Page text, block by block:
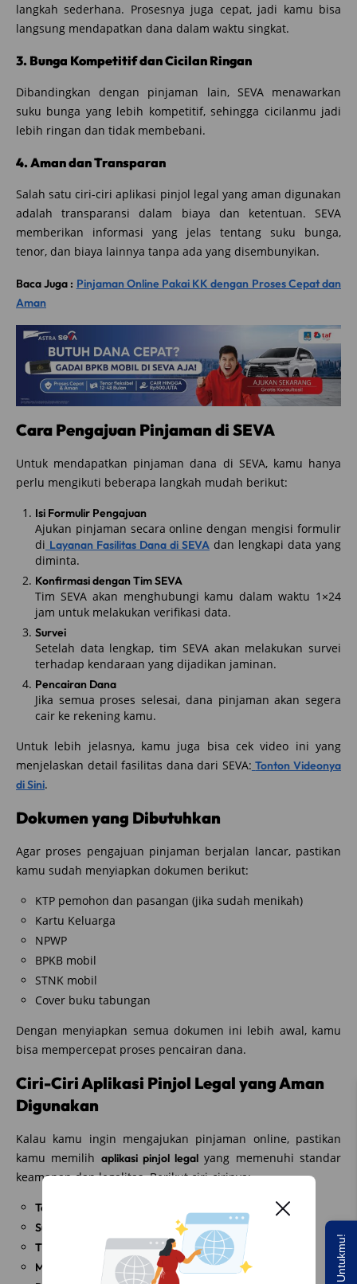
langkah sederhana. Prosesnya juga cepat, jadi kamu bisa
langsung mendapatkan dana dalam waktu singkat.
3. Bunga Kompetitif dan Cicilan Ringan
Dibandingkan dengan pinjaman lain, SEVA menawarkan
suku bunga yang lebih kompetitif, sehingga cicilanmu jadi
lebih ringan dan tidak membebani.
4. Aman dan Transparan
Salah satu ciri-ciri aplikasi pinjol legal yang aman digunakan
adalah transparansi dalam biaya dan ketentuan. SEVA
memberikan informasi yang jelas tentang suku bunga,
tenor, dan biaya lainnya tanpa ada yang disembunyikan.
Baca Juga : Pinjaman Online Pakai KK dengan Proses Cepat dan
Aman
Cara Pengajuan Pinjaman di SEVA
Untuk mendapatkan pinjaman dana di SEVA, kamu hanya
perlu mengikuti beberapa langkah mudah berikut:
Isi Formulir Pengajuan
Ajukan pinjaman secara online dengan mengisi formulir
di Layanan Fasilitas Dana di SEVA dan lengkapi data yang
diminta.
Konfirmasi dengan Tim SEVA
Tim SEVA akan menghubungi kamu dalam waktu 1×24
jam untuk melakukan verifikasi data.
Survei
Setelah data lengkap, tim SEVA akan melakukan survei
terhadap kendaraan yang dijadikan jaminan.
Pencairan Dana
Jika semua proses selesai, dana pinjaman akan segera
cair ke rekening kamu.
Untuk lebih jelasnya, kamu juga bisa cek video ini yang
menjelaskan detail fasilitas dana dari SEVA: Tonton Videonya
di Sini.
Dokumen yang Dibutuhkan
Agar proses pengajuan pinjaman berjalan lancar, pastikan
kamu sudah menyiapkan dokumen berikut:
KTP pemohon dan pasangan (jika sudah menikah)
Kartu Keluarga
NPWP
BPKB mobil
STNK mobil
Cover buku tabungan
Dengan menyiapkan semua dokumen ini lebih awal, kamu
bisa mempercepat proses pencairan dana.
Ciri-Ciri Aplikasi Pinjol Legal yang Aman
Digunakan
Kalau kamu ingin mengajukan pinjaman online, pastikan
kamu memilih aplikasi pinjol legal yang memenuhi standar
keamanan dan legalitas. Berikut ciri-cirinya:
Terdaftar dan diawasi OJK
Suku bunga dan biaya transparan
Tidak meminta akses ke data pribadi yang tidak relevan
Memiliki layanan pelanggan yang jelas